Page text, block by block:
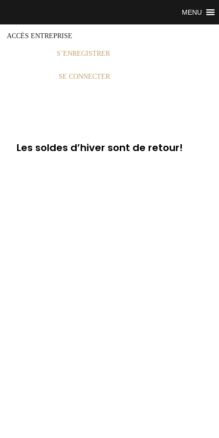
ACCÈS ENTREPRISE
S’ENREGISTRER
SE CONNECTER
MENU
Les soldes d’hiver sont de retour!